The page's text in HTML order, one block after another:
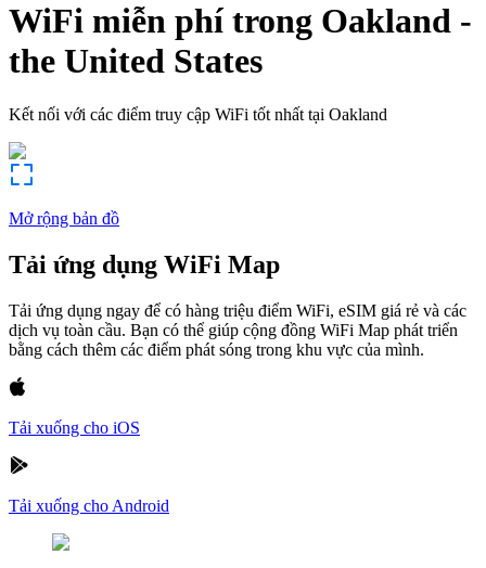
WiFi miễn phí trong Oakland -
the United States
Kết nối với các điểm truy cập WiFi tốt nhất tại Oakland
Mở rộng bản đồ
Tải ứng dụng WiFi Map
Tải ứng dụng ngay để có hàng triệu điểm WiFi, eSIM giá rẻ và các
dịch vụ toàn cầu. Bạn có thể giúp cộng đồng WiFi Map phát triển
bằng cách thêm các điểm phát sóng trong khu vực của mình.
Tải xuống cho iOS
Tải xuống cho Android